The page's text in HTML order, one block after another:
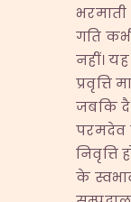
गति
नहीं।
प्रवृत्ति
जबकि
परमदेव
निवृत्ति
के